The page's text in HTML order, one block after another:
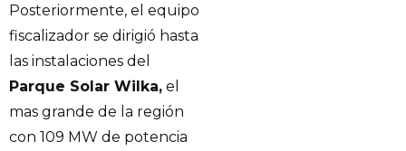
Posteriormente, el equipo
fiscalizador se dirigió hasta
las instalaciones del
Parque Solar Wilka, el
mas grande de la región
con 109 MW de potencia